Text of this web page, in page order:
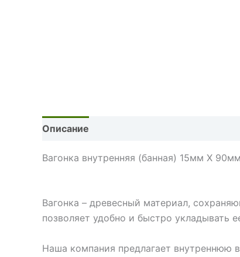
Описание
Вагонка внутренняя (банная) 15мм Х
Вагонка – древесный материал,
позволяет удобно и быстро укладывать
Наша компания предлагает внутреннюю